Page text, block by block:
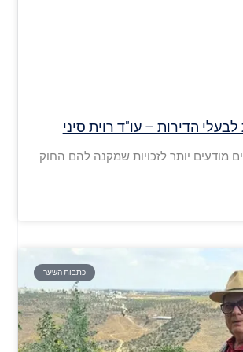
הדירות – עו"ד רוית סיני
מודעים יותר לזכויות שמקנה להם החוק
כתבות השער